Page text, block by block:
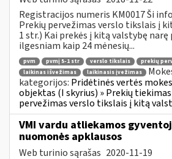
Registracijos numeris KM0017 Ši
Prekių pervežimas verslo tikslais į
1 str.) Kai prekės į kitą valstybę narę
ilgesniam kaip 24 mėnesių...
pvm pvmį 5-1 str verslo tikslais
prekių
laikinas išvežimas
laikinasis įvežimas
kategorijos: Pridėtinės vertės
objektas (I skyrius) » Prekių
pervežimas verslo tikslais į kitą
VMI vardu atliekamos
nuomonės apklausos
Web turinio sąrašas 2020-11-19